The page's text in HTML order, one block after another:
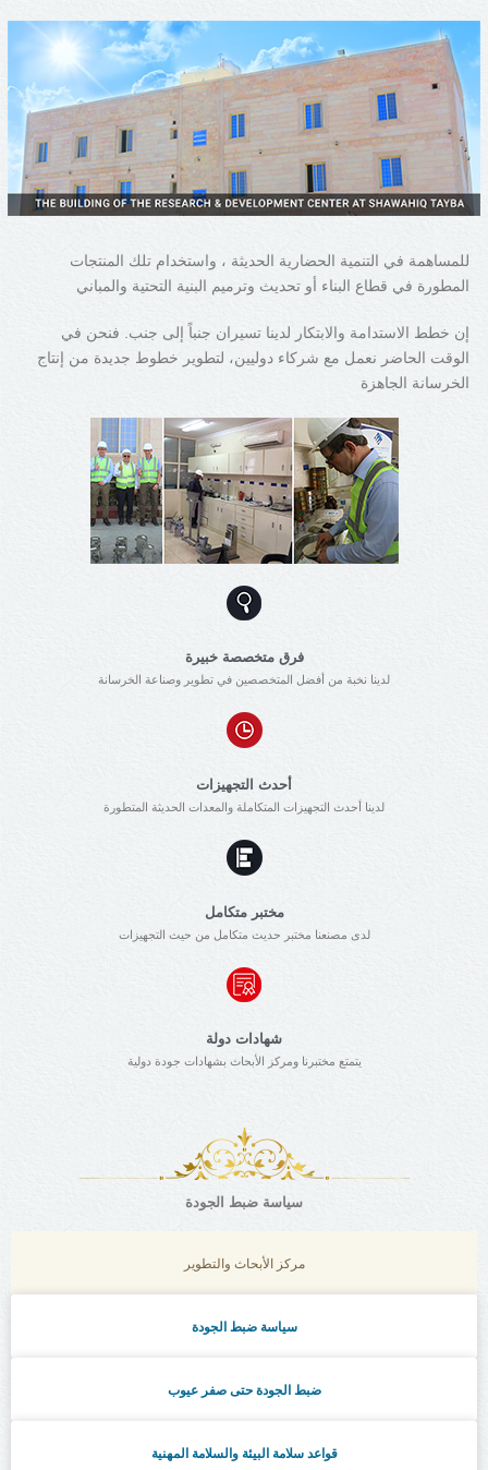
للمساهمة في التنمية الحضارية الحديثة ، واستخدام تلك المنتجات
المطورة في قطاع البناء أو تحديث وترميم البنية التحتية والمباني
إن خطط الاستدامة والابتكار لدينا تسيران جنباً إلى جنب. فنحن في
الوقت الحاضر نعمل مع شركاء دوليين، لتطوير خطوط جديدة من إنتاج
الخرسانة الجاهزة
فرق متخصصة خبيرة
لدينا نخبة من أفضل المتخصصين في تطوير وصناعة الخرسانة
أحدث التجهيزات
لدينا أحدث التجهيزات المتكاملة والمعدات الحديثة المتطورة
مختبر متكامل
لدى مصنعنا مختبر حديث متكامل من حيث التجهيزات
شهادات دولة
يتمتع مختبرنا ومركز الأبحاث بشهادات جودة دولية
سياسة ضبط الجودة
مركز الأبحاث والتطوير
سياسة ضبط الجودة
ضبط الجودة حتى صفر عيوب
قواعد سلامة البيئة والسلامة المهنية